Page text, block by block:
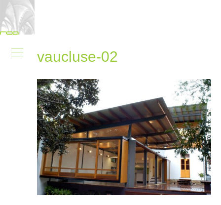
vaucluse-02